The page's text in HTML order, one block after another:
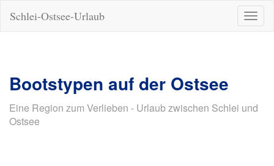
ein-/
Schlei-Ostsee-Urlaub
Bootstypen auf der Ostsee
Eine Region zum Verlieben - Urlaub zwischen Schlei und
Ostsee